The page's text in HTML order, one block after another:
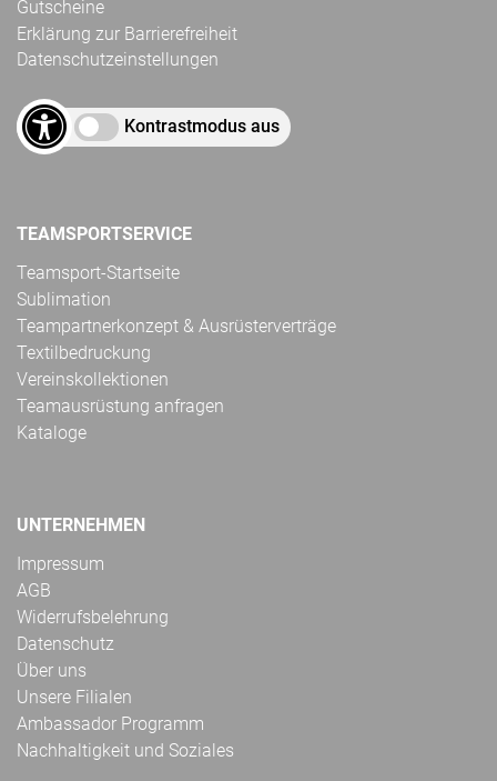
Gutscheine
Erklärung zur Barrierefreiheit
Datenschutzeinstellungen
Kontrastmodus aus
TEAMSPORTSERVICE
Teamsport-Startseite
Sublimation
Teampartnerkonzept & Ausrüsterverträge
Textilbedruckung
Vereinskollektionen
Teamausrüstung anfragen
Kataloge
UNTERNEHMEN
Impressum
AGB
Widerrufsbelehrung
Datenschutz
Über uns
Unsere Filialen
Ambassador Programm
Nachhaltigkeit und Soziales